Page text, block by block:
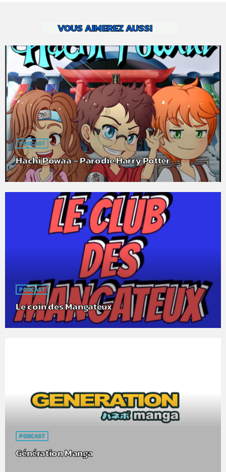
VOUS AIMEREZ AUSSI
PODCAST
Hachi Powaa – Parodie Harry Potter
PODCAST
Le coin des Mangateux
PODCAST
Génération Manga